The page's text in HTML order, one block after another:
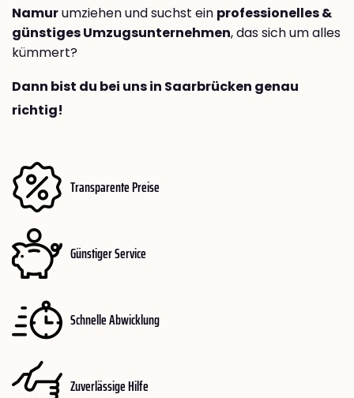
Namurumziehen und suchst ein professionelles &
günstiges Umzugsunternehmen, das sich um alles
kümmert?
Dann bist du bei uns in Saarbrücken genau
richtig!
Transparente Preise
Günstiger Service
Schnelle Abwicklung
Zuverlässige Hilfe